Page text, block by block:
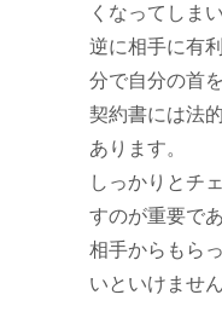
くなってしま
逆に相手に有
分で自分の首
契約書には法
あります。
しっかりとチ
すのが重要であ
相手からもら
いといけません